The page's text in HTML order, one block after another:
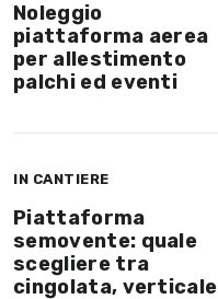
Noleggio
piattaforma aerea
per allestimento
palchi ed eventi
IN CANTIERE
Piattaforma
semovente: quale
scegliere tra
cingolata, verticale